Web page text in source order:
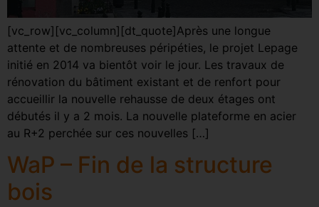
[vc_row][vc_column][dt_quote]Après une longue
attente et de nombreuses péripéties, le projet Lepage
initié en 2014 va bientôt voir le jour. Les travaux de
rénovation du bâtiment existant et de renfort pour
accueillir la nouvelle rehausse de deux étages ont
débutés il y a 2 mois. La nouvelle plateforme en acier
au R+2 perchée sur ces nouvelles […]
WaP – Fin de la structure
bois